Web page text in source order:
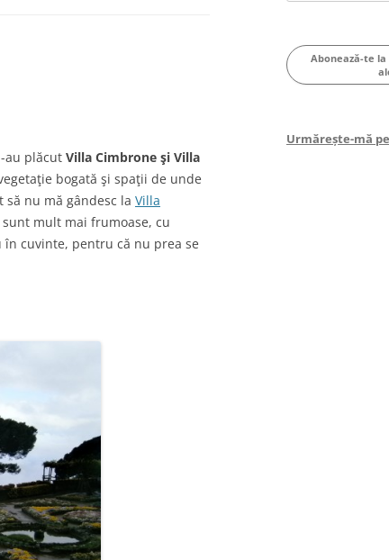
au plăcut Villa Cimbrone şi Villa
bogată şi spaţii de unde
nu mă gândesc la Villa
mult mai frumoase, cu
cuvinte, pentru că nu prea se
for:
Abonează-te la
Urmărește-mă